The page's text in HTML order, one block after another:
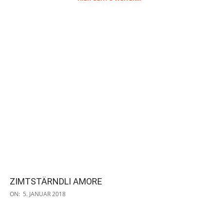
ZIMTSTÄRNDLI AMORE
2018-
ON: 5. JANUAR 2018